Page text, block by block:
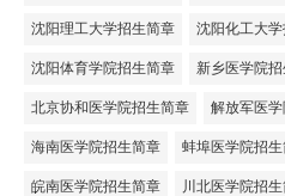
沈阳理工大学招生简章 沈阳化工大
沈阳体育学院招生简章 新乡医学院
北京协和医学院招生简章 解放军医
海南医学院招生简章 蚌埠医学院招
皖南医学院招生简章 川北医学院招